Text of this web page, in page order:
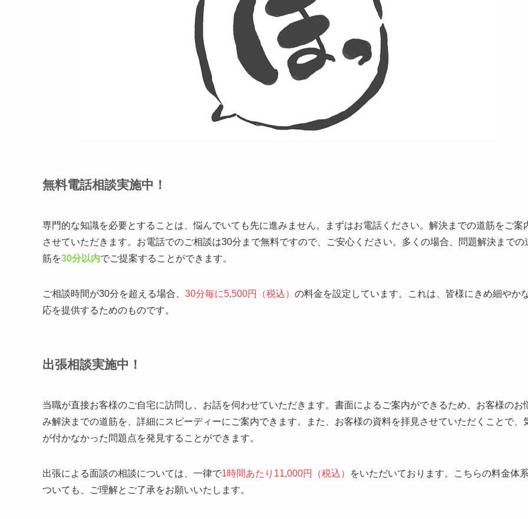
無料電話相談実施中！
専門的な知識を必要とすることは、悩んでいても先に進みません。まずはお電話ください。解決までの道筋をご案
させていただきます。お電話でのご相談は30分まで無料ですので、ご安心ください。多くの場合、問題解決までの
筋を30分以内でご提案することができます。
ご相談時間が30分を超える場合、 30分毎に5,500円（税込） の料金を設定しています。これは、皆様にきめ細やか
応を提供するためのものです。
出張相談実施中！
当職が直接お客様のご自宅に訪問し、お話を伺わせていただきます。書面によるご案内ができるため、お客様のお
み解決までの道筋を、詳細にスピーディーにご案内できます。また、お客様の資料を拝見させていただくことで、
が付かなかった問題点を発見することができます。
出張による面談の相談については、一律で1時間あたり11,000円（税込）
をいただいております。こちらの料金体
ついても、ご理解とご了承をお願いいたします。